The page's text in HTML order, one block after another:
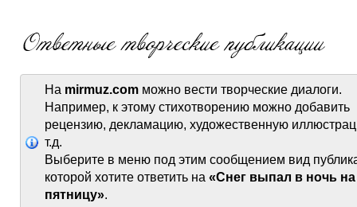
На mirmuz.com можно вести творческие диалоги.
Например, к этому стихотворению можно добавить
рецензию, декламацию, художественную
т.д.
Выберите в меню под этим сообщением вид
которой хотите ответить на «Снег выпал в ночь на
пятницу».